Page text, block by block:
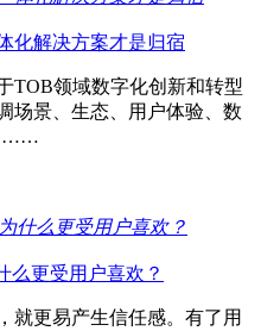
化解决方案才是归宿
TOB领域数字化创新和转型
场景、生态、用户体验、数
……
么更受用户喜欢？
就更易产生信任感。有了用